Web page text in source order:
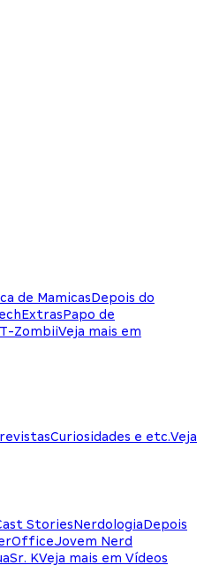
de MamicasDepois do
ExtrasPapo de
T-ZombiiVeja mais em
Curiosidades e etc.Veja
StoriesNerdologiaDepois
Jovem Nerd
Sr. KVeja mais em Vídeos